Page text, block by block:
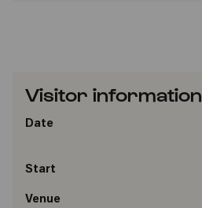
Visitor information
Date
Start
Venue